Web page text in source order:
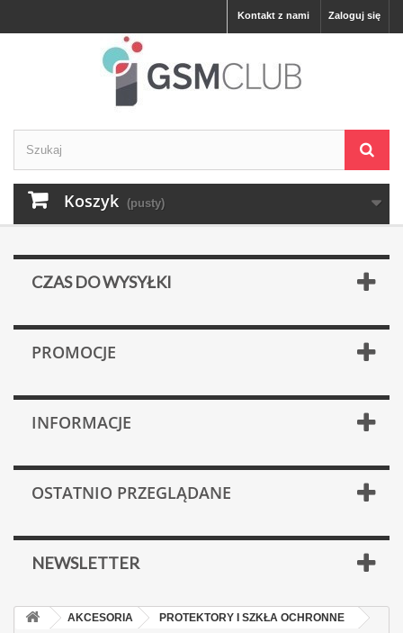
Zaloguj się
Kontakt z nami
Koszyk (pusty)
CZAS DO WYSYŁKI
PROMOCJE
INFORMACJE
OSTATNIO PRZEGLĄDANE
NEWSLETTER
AKCESORIA
PROTEKTORY I SZKŁA OCHRONNE